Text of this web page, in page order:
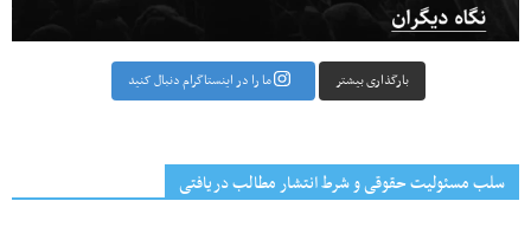
بارگذاری بیشتر ما را در اینستاگرام دنبال کنید
سلب مسئولیت حقوقی و شرط انتشار مطالب دریافتی